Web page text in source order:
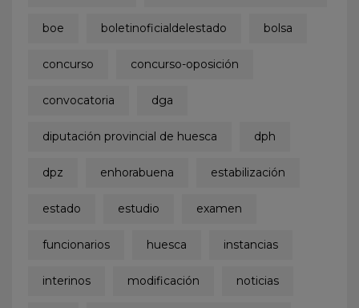
boe boletinoficialdelestado bolsa
concurso concurso-oposición
convocatoria dga
diputación provincial de huesca dph
dpz enhorabuena estabilización
estado estudio examen
funcionarios huesca instancias
interinos modificación noticias